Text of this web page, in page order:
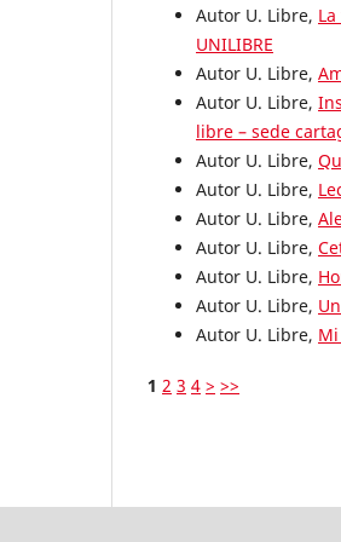
Autor U. Libre,
UNILIBRE
Autor U. Libre,
Autor U. Libre,
libre – sede
Autor U. Libre,
Autor U. Libre,
Autor U. Libre,
Autor U. Libre,
Autor U. Libre,
Autor U. Libre,
Autor U. Libre,
1 2 3 4 > >>